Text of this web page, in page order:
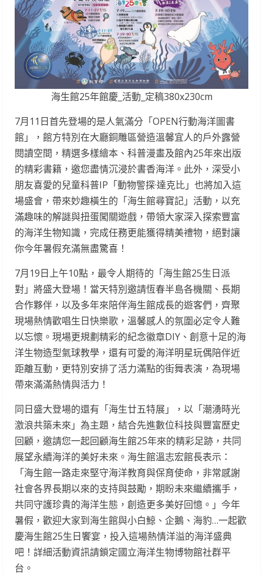
海生館25年館慶_活動_定稿380x230cm
7月11日首先登場的是人氣滿分「OPEN行動海洋圖書
館」，館方特別在大廳銅雕區營造溫馨宜人的戶外露營
閱讀空間，精選多樣繪本、科普漫畫及館內25年來出版
的精彩書籍，邀您盡情沉浸於書香海洋。此外，深受小
朋友喜愛的兒童科普IP「動物警探·達克比」也將加入這
場盛會，帶來妙趣橫生的「海生館尋寶記」活動，以充
滿趣味的解謎與扭蛋闖關遊戲，帶領大家深入探索豐富
的海洋生物知識，完成任務更能獲得精美禮物，絕對讓
你今年暑假充滿無盡驚喜！
7月19日上午10點，最令人期待的「海生館25生日派
對」將盛大登場！當天特別邀請恆春半島各機關、長期
合作夥伴，以及多年來陪伴海生館成長的遊客們，齊聚
現場熱情歡唱生日快樂歌，溫馨感人的氛圍必定令人難
以忘懷。現場更規劃精彩的紀念徽章DIY、創意十足的海
洋生物造型氣球教學，還有可愛的海洋明星玩偶陪伴近
距離互動，更特別安排了活力滿點的街舞表演，為現場
帶來滿滿熱情與活力！
同日盛大登場的還有「海生廿五特展」，以「潮湧時光
激浪共築未來」為主題，結合先進數位科技與豐富歷史
回顧，邀請您一起回顧海生館25年來的精彩足跡，共同
展望永續海洋的美好未來。海生館溫志宏館長表示：
「海生館一路走來堅守海洋教育與保育使命，非常感謝
社會各界長期以來的支持與鼓勵，期盼未來繼續攜手，
共同守護珍貴的海洋生態，創造更多美好回憶。」今年
暑假，歡迎大家到海生館與小白鯨、企鵝、海豹…一起歡
慶海生館25生日饗宴，投入這場熱情洋溢的海洋盛典
吧！詳細活動資訊請鎖定國立海洋生物博物館社群平
台。